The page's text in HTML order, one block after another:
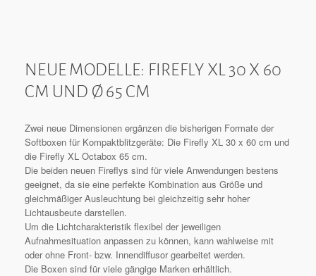
NEUE MODELLE: FIREFLY XL 30 X 60
CM UND Ø 65 CM
Zwei neue Dimensionen ergänzen die bisherigen Formate der
Softboxen für Kompaktblitzgeräte: Die Firefly XL 30 x 60 cm und
die Firefly XL Octabox 65 cm.
Die beiden neuen Fireflys sind für viele Anwendungen bestens
geeignet, da sie eine perfekte Kombination aus Größe und
gleichmäßiger Ausleuchtung bei gleichzeitig sehr hoher
Lichtausbeute darstellen.
Um die Lichtcharakteristik flexibel der jeweiligen
Aufnahmesituation anpassen zu können, kann wahlweise mit
oder ohne Front- bzw. Innendiffusor gearbeitet werden.
Die Boxen sind für viele gängige Marken erhältlich.